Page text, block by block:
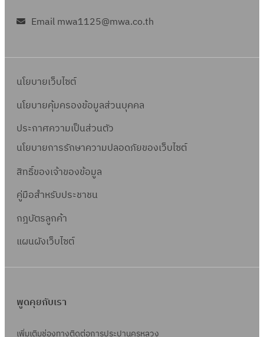
Email mwa1125@mwa.co.th
นโยบายเว็บไซต์
นโยบายคุ้มครองข้อมูลส่วนบุคคล
ประกาศความเป็นส่วนตัว
นโยบายการรักษาความปลอดภัยของเว็บไซต์
สิทธิ์ของเจ้าของข้อมูล
คู่มือสำหรับประชาชน
กฎบัตรลูกค้า
แผนผังเว็บไซต์
พูดคุยกับเรา
เพิ่มเติมช่องทางติดต่อการประปานครหลวง